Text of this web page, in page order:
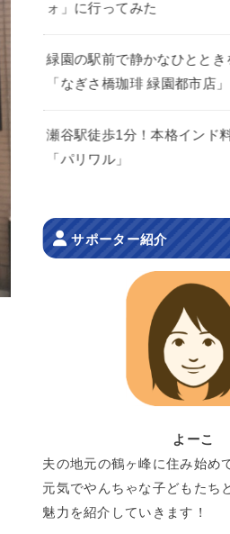
ォ」に行ってみた
緑園の駅前で静かなひととき
「なぎさ橋珈琲 緑園都市店」
瀬谷駅徒歩1分！本格インド
「パリワル」
サポーター紹介
よーこ
夫の地元の鶴ヶ峰に住み始め
元気でやんちゃな子どもたち
魅力を紹介していきます！